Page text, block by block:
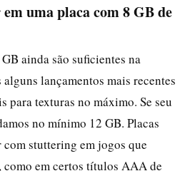
uma placa com 8 GB de
ainda são suficientes na
lançamentos mais recentes
para texturas no máximo. Se seu
no mínimo 12 GB. Placas
stuttering em jogos que
como em certos títulos AAA de